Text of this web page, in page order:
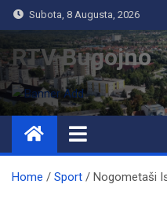
Subota, 8 Augusta, 2026
RTV Bugojno
Home Sport Nogometaši